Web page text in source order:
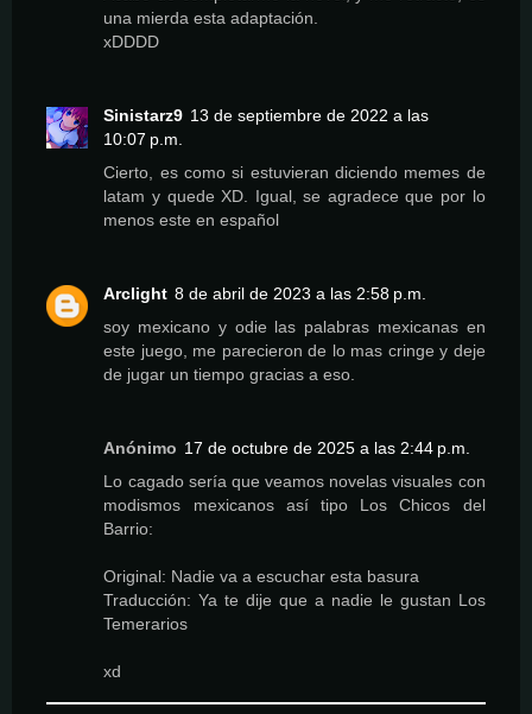
una mierda esta adaptación.
xDDDD
Sinistarz9 13 de septiembre de 2022 a las
10:07 p.m.
Cierto, es como si estuvieran diciendo memes de
latam y quede XD. Igual, se agradece que por lo
menos este en español
Arclight 8 de abril de 2023 a las 2:58 p.m.
soy mexicano y odie las palabras mexicanas en
este juego, me parecieron de lo mas cringe y deje
de jugar un tiempo gracias a eso.
Anónimo 17 de octubre de 2025 a las 2:44 p.m.
Lo cagado sería que veamos novelas visuales con
modismos mexicanos así tipo Los Chicos del
Barrio:
Original: Nadie va a escuchar esta basura
Traducción: Ya te dije que a nadie le gustan Los
Temerarios
xd